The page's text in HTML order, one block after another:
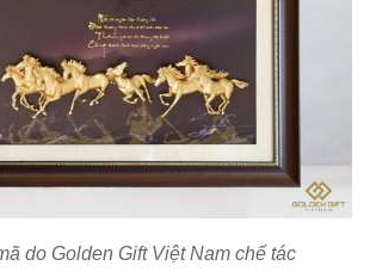
do Golden Gift Việt Nam chế tác